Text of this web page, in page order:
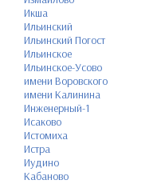
Икша
Ильинский
Ильинский Погост
Ильинское
Ильинское-Усово
имени Воровского
имени Калинина
Инженерный-1
Исаково
Истомиха
Истра
Иудино
Кабаново